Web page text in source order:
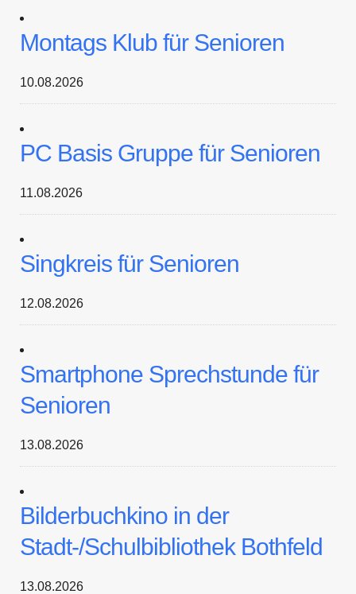
Montags Klub für Senioren
10.08.2026
PC Basis Gruppe für Senioren
11.08.2026
Singkreis für Senioren
12.08.2026
Smartphone Sprechstunde für
Senioren
13.08.2026
Bilderbuchkino in der
Stadt-/Schulbibliothek Bothfeld
13.08.2026